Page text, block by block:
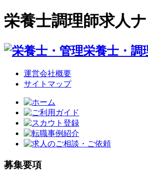
栄養士調理師求人
運営会社概要
サイトマップ
募集要項